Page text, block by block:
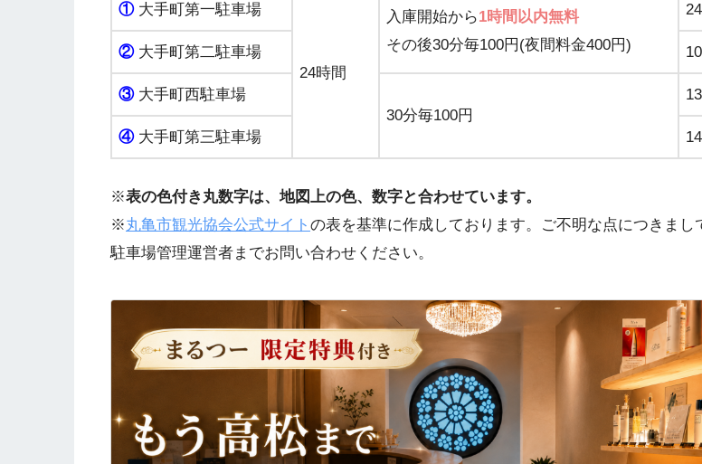
①大手町第一駐車場
24時間
入庫開始から1時間以内無料
その後30分毎100円(夜間料金400円)
②大手町第二駐車場
③大手町西駐車場
30分毎100円
④大手町第三駐車場
※表の色付き丸数字は、地図上の色、数字と合わせています。
※丸亀市観光協会公式サイト の表を基準に作成しております。ご不明な点につきまし
駐車場管理運営者までお問い合わせください。